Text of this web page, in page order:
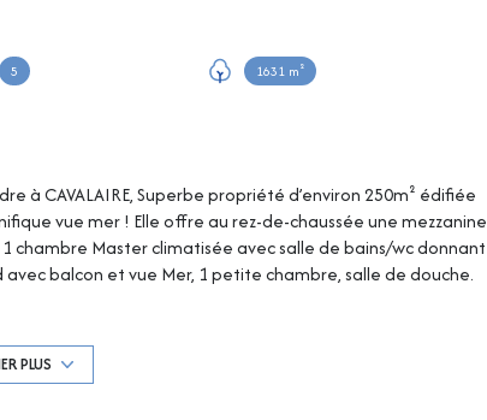
5 1631 m²
à CAVALAIRE, Superbe propriété d’environ 250m² édifiée
vue mer ! Elle offre au rez-de-chaussée une mezzanine
chambre Master climatisée avec salle de bains/wc donnant
balcon et vue Mer, 1 petite chambre, salle de douche.
de très belles terrasses couvertes face à la mer,
sur l'extérieur avec barbecue 1 chambre avec salle de
PLUS